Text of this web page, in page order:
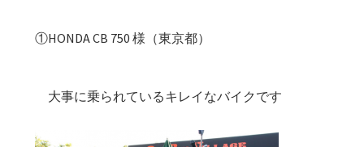
①HONDA CB 750 様（東京都）
大事に乗られているキレイなバイクです